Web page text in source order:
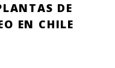
DE
EN CHILE